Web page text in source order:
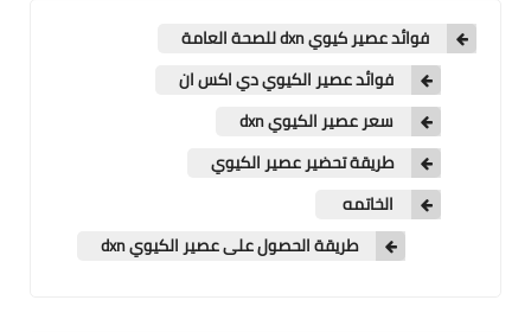
فوائد عصير كيوي dxn للصحة العامة
فوائد عصير الكيوي دي اكس ان
سعر عصير الكيوي dxn
طريقة تحضير عصير الكيوي
الخاتمه
طريقة الحصول على عصير الكيوي dxn